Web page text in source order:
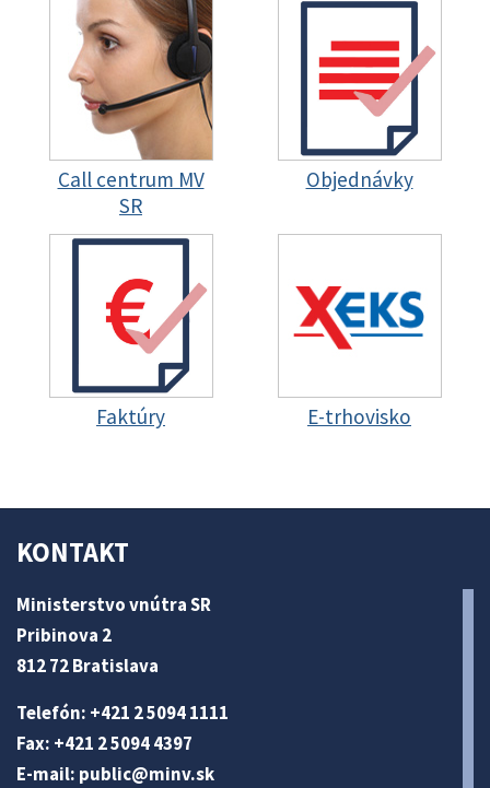
Call centrum MV
SR
Objednávky
Faktúry E-trhovisko
KONTAKT
Ministerstvo vnútra SR
Pribinova 2
812 72 Bratislava
Telefón: +421 2 5094 1111
Fax: +421 2 5094 4397
E-mail: public@minv.sk